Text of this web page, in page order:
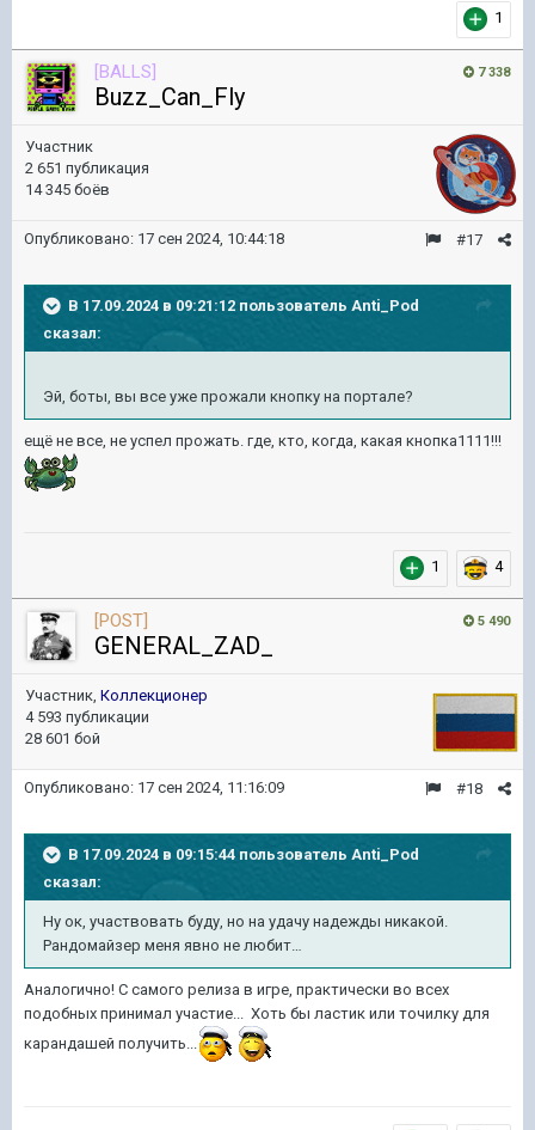
1
7 338
[BALLS]
Buzz_Can_Fly
Участник
2 651 публикация
14 345 боёв
#17
Опубликовано: 17 сен 2024, 10:44:18
В 17.09.2024 в 09:21:12 пользователь Anti_Pod
сказал:
Эй, боты, вы все уже прожали кнопку на портале?
ещё не все, не успел прожать. где, кто, когда, какая кнопка1111!!!
1 4
5 490
[POST]
GENERAL_ZAD_
Участник, Коллекционер
4 593 публикации
28 601 бой
#18
Опубликовано: 17 сен 2024, 11:16:09
В 17.09.2024 в 09:15:44 пользователь Anti_Pod
сказал:
Ну ок, участвовать буду, но на удачу надежды никакой.
Рандомайзер меня явно не любит…
Аналогично! С самого релиза в игре, практически во всех
подобных принимал участие... Хоть бы ластик или точилку для
карандашей получить...